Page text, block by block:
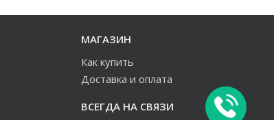
МАГАЗИН
Как купить
Доставка и оплата
ВСЕГДА НА СВЯЗИ